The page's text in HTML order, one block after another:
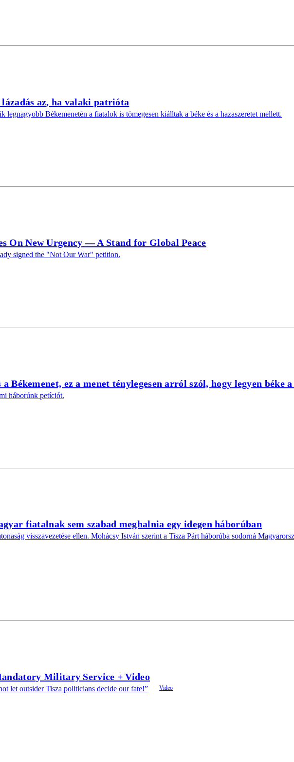
az, ha valaki patrióta
Békemenetén a fiatalok is tömegesen kiálltak a béke és a hazaszeretet mellett.
On New Urgency — A Stand for Global Peace
signed the "Not Our War" petition.
Békemenet, ez a menet ténylegesen arról szól, hogy legyen béke
háborúnk petíciót.
fiatalnak sem szabad meghalnia egy idegen háborúban
visszavezetése ellen. Mohácsy István szerint a Tisza Párt háborúba sodorná
Military Service + Video
let outsider Tisza politicians decide our fate!”